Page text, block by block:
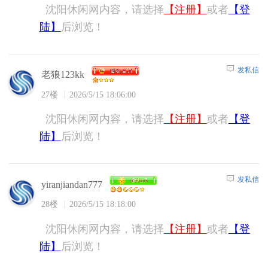
沈阳休闲网内容，请选择 【注册】 或者 【登
陆】
后浏览！
老狼123kk
27楼 2026/5/15 18:06:00
发私信
沈阳休闲网内容，请选择 【注册】 或者 【登
陆】
后浏览！
yiranjiandan777
28楼 2026/5/15 18:18:00
发私信
沈阳休闲网内容，请选择 【注册】 或者 【登
陆】
后浏览！